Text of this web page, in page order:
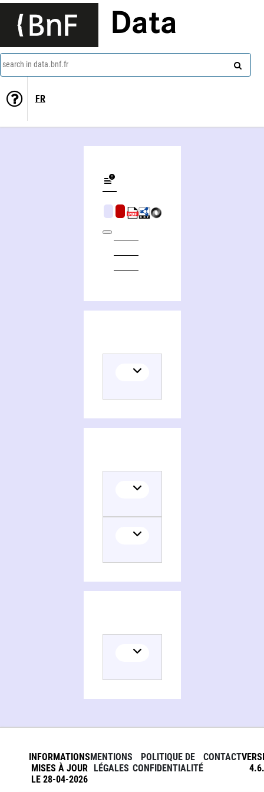
Data
search in data.bnf.fr
FR
INFORMATIONS
MISES À JOUR
LE 28-04-2026
MENTIONS
LÉGALES
POLITIQUE DE
CONFIDENTIALITÉ
CONTACT